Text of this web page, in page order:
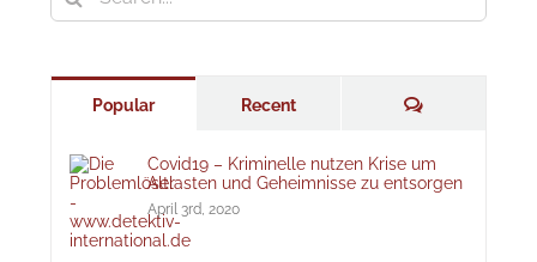
for:
Popular Recent Comments
Covid19 – Kriminelle nutzen Krise um
Altlasten und Geheimnisse zu entsorgen
April 3rd, 2020